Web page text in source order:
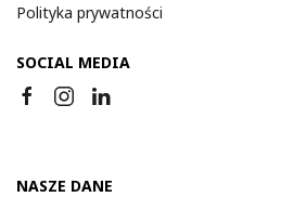
Polityka prywatności
SOCIAL MEDIA
NASZE DANE